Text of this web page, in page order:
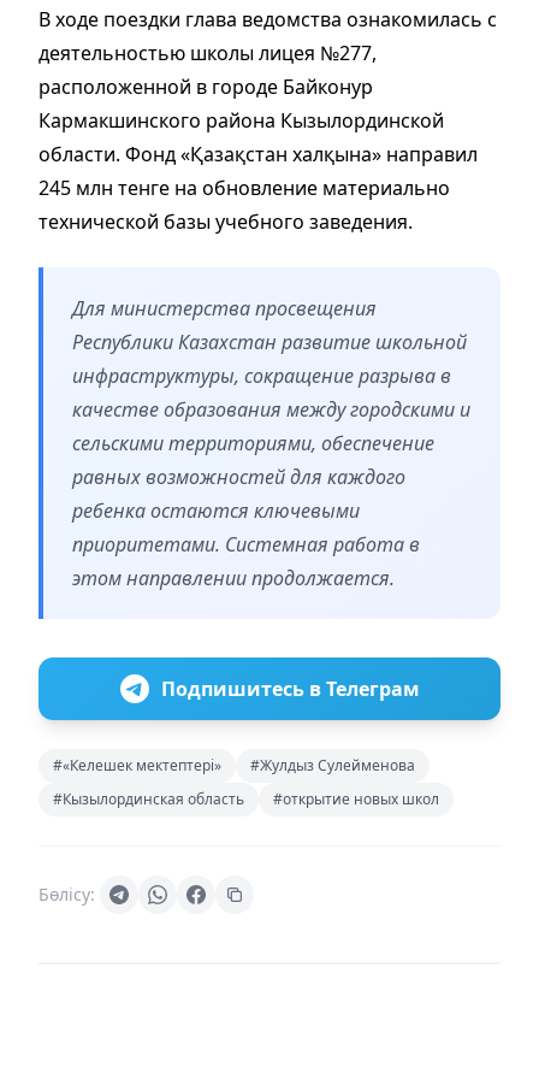
В ходе поездки глава ведомства ознакомилась с
деятельностью школы лицея №277,
расположенной в городе Байконур
Кармакшинского района Кызылординской
области. Фонд «Қазақстан халқына» направил
245 млн тенге на обновление материально
технической базы учебного заведения.
Для министерства просвещения
Республики Казахстан развитие школьной
инфраструктуры, сокращение разрыва в
качестве образования между городскими и
сельскими территориями, обеспечение
равных возможностей для каждого
ребенка остаются ключевыми
приоритетами. Системная работа в
этом направлении продолжается.
Подпишитесь в Телеграм
#«Келешек мектептері»
#Жулдыз Сулейменова
#Кызылординская область
#открытие новых школ
Бөлісу: